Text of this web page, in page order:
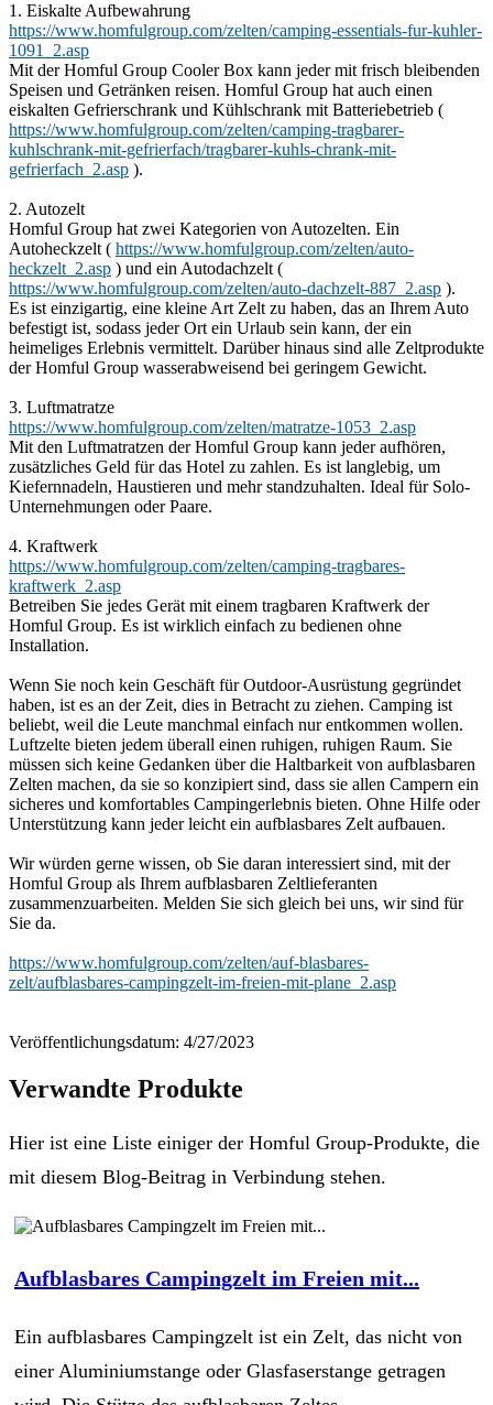
1. Eiskalte Aufbewahrung
https://www.homfulgroup.com/zelten/camping-essentials-fur-kuhler-
1091_2.asp
Mit der Homful Group Cooler Box kann jeder mit frisch bleibenden
Speisen und Getränken reisen. Homful Group hat auch einen
eiskalten Gefrierschrank und Kühlschrank mit Batteriebetrieb (
https://www.homfulgroup.com/zelten/camping-tragbarer-
kuhlschrank-mit-gefrierfach/tragbarer-kuhls-chrank-mit-
gefrierfach_2.asp ).
2. Autozelt
Homful Group hat zwei Kategorien von Autozelten. Ein
Autoheckzelt ( https://www.homfulgroup.com/zelten/auto-
heckzelt_2.asp ) und ein Autodachzelt (
https://www.homfulgroup.com/zelten/auto-dachzelt-887_2.asp ).
Es ist einzigartig, eine kleine Art Zelt zu haben, das an Ihrem Auto
befestigt ist, sodass jeder Ort ein Urlaub sein kann, der ein
heimeliges Erlebnis vermittelt. Darüber hinaus sind alle Zeltprodukte
der Homful Group wasserabweisend bei geringem Gewicht.
3. Luftmatratze
https://www.homfulgroup.com/zelten/matratze-1053_2.asp
Mit den Luftmatratzen der Homful Group kann jeder aufhören,
zusätzliches Geld für das Hotel zu zahlen. Es ist langlebig, um
Kiefernnadeln, Haustieren und mehr standzuhalten. Ideal für Solo-
Unternehmungen oder Paare.
4. Kraftwerk
https://www.homfulgroup.com/zelten/camping-tragbares-
kraftwerk_2.asp
Betreiben Sie jedes Gerät mit einem tragbaren Kraftwerk der
Homful Group. Es ist wirklich einfach zu bedienen ohne
Installation.
Wenn Sie noch kein Geschäft für Outdoor-Ausrüstung gegründet
haben, ist es an der Zeit, dies in Betracht zu ziehen. Camping ist
beliebt, weil die Leute manchmal einfach nur entkommen wollen.
Luftzelte bieten jedem überall einen ruhigen, ruhigen Raum. Sie
müssen sich keine Gedanken über die Haltbarkeit von aufblasbaren
Zelten machen, da sie so konzipiert sind, dass sie allen Campern ein
sicheres und komfortables Campingerlebnis bieten. Ohne Hilfe oder
Unterstützung kann jeder leicht ein aufblasbares Zelt aufbauen.
Wir würden gerne wissen, ob Sie daran interessiert sind, mit der
Homful Group als Ihrem aufblasbaren Zeltlieferanten
zusammenzuarbeiten. Melden Sie sich gleich bei uns, wir sind für
Sie da.
https://www.homfulgroup.com/zelten/auf-blasbares-
zelt/aufblasbares-campingzelt-im-freien-mit-plane_2.asp
Veröffentlichungsdatum: 4/27/2023
Verwandte Produkte
Hier ist eine Liste einiger der Homful Group-Produkte, die
mit diesem Blog-Beitrag in Verbindung stehen.
Aufblasbares Campingzelt im Freien mit...
Ein aufblasbares Campingzelt ist ein Zelt, das nicht von
einer Aluminiumstange oder Glasfaserstange getragen